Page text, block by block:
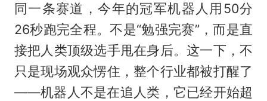
同一条赛道，今年的冠军机器人用50分
26秒跑完全程。不是“勉强完赛”，而是直
接把人类顶级选手甩在身后。这一下，不
只是现场观众愣住，整个行业都被打醒了
——机器人不是在追人类，它已经开始超